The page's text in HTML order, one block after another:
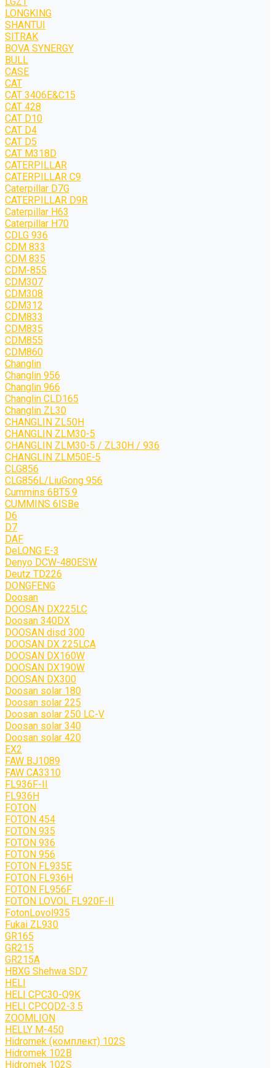
LONGKING
SHANTUI
SITRAK
BOVA SYNERGY
BULL
CASE
CAT
CAT 3406E&C15
CAT 428
CAT D10
CAT D4
CAT D5
CAT M318D
CATERPILLAR
CATERPILLAR C9
Caterpillar D7G
CATERPILLAR D9R
Caterpillar H63
Caterpillar H70
CDLG 936
CDM 833
CDM 835
CDM-855
CDM307
CDM308
CDM312
CDM833
CDM835
CDM855
CDM860
Changlin
Changlin 956
Changlin 966
Changlin CLD165
Changlin ZL30
CHANGLIN ZL50H
CHANGLIN ZLM30-5
CHANGLIN ZLM30-5 / ZL30H / 936
CHANGLIN ZLM50E-5
CLG856
CLG856L/LiuGong 956
Cummins 6BT5.9
CUMMINS 6ISBe
D6
D7
DAF
DeLONG Е-3
Denyo DCW-480ESW
Deutz TD226
DONGFENG
Doosan
DOOSAN DX225LC
Doosan 340DX
DOOSAN disd 300
DOOSAN DX 225LCA
DOOSAN DX160W
DOOSAN DX190W
DOOSAN DX300
Doosan solar 180
Doosan solar 225
Doosan solar 250 LC-V
Doosan solar 340
Doosan solar 420
EX2
FAW BJ1089
FAW CA3310
FL936F-II
FL936H
FOTON
FOTON 454
FOTON 935
FOTON 936
FOTON 956
FOTON FL935E
FOTON FL936H
FOTON FL956F
FOTON LOVOL FL920F-II
FotonLovol935
Fukai ZL930
GR165
GR215
GR215A
HBXG Shehwa SD7
HELI
HELI CPC30-Q9K
HELI CPCQD2-3.5
ZOOMLION
HELLY M-450
Hidromek (комплект) 102S
Hidromek 102B
Hidromek 102S